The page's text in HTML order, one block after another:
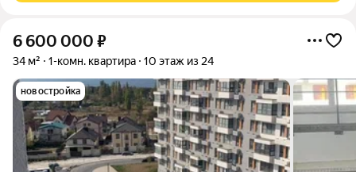
6 600 000 ₽
34 м² 1-комн. квартира 10 этаж из 24
новостройка